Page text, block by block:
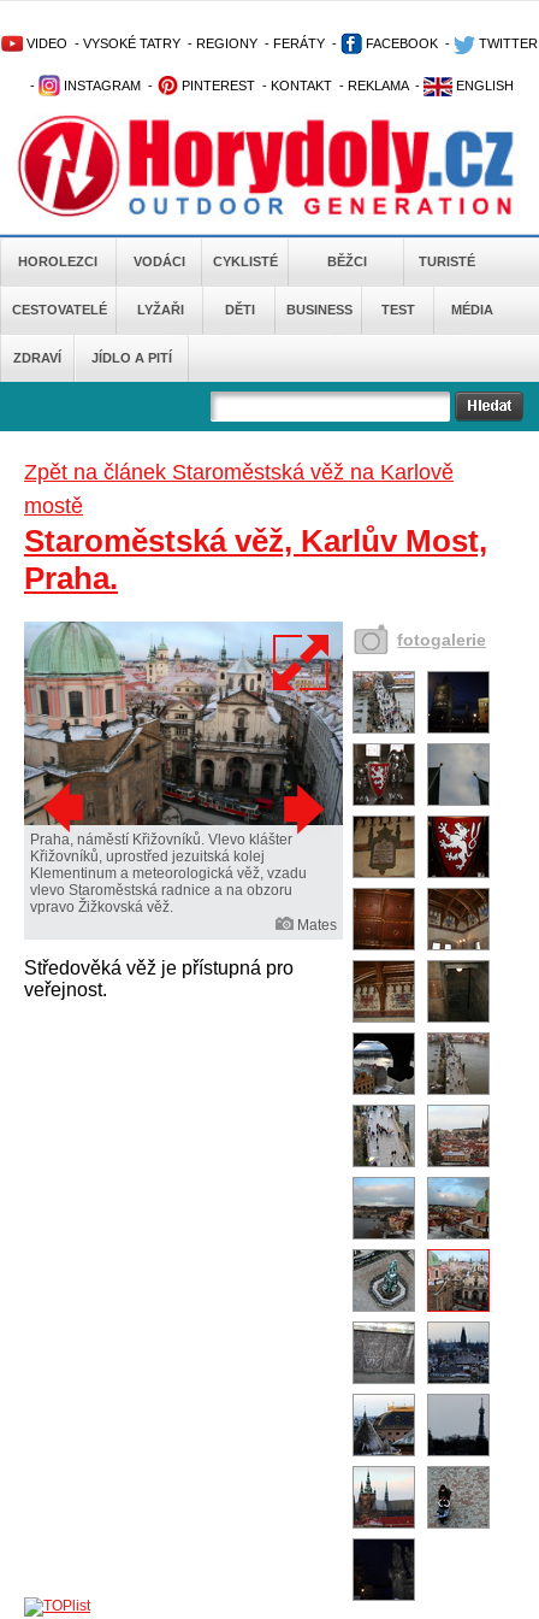
VIDEO - VYSOKÉ TATRY - REGIONY - FERÁTY - FACEBOOK - TWITTER
- INSTAGRAM - PINTEREST - KONTAKT - REKLAMA - ENGLISH
HOROLEZCI VODÁCI CYKLISTÉ BĚŽCI TURISTÉ
CESTOVATELÉ LYŽAŘI DĚTI BUSINESS TEST MÉDIA
ZDRAVÍ JÍDLO A PITÍ
Zpět na článek Staroměstská věž na Karlově
mostě
Staroměstská věž, Karlův Most,
Praha.
Praha, náměstí Křižovníků. Vlevo klášter
Křižovníků, uprostřed jezuitská kolej
Klementinum a meteorologická věž, vzadu
vlevo Staroměstská radnice a na obzoru
vpravo Žižkovská věž.
Mates
Středověká věž je přístupná pro
veřejnost.
fotogalerie